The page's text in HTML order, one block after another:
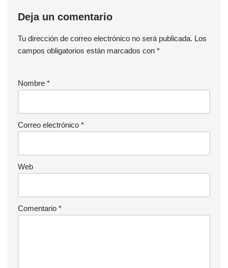
Deja un comentario
Tu dirección de correo electrónico no será publicada. Los
campos obligatorios están marcados con *
Nombre *
Correo electrónico *
Web
Comentario *